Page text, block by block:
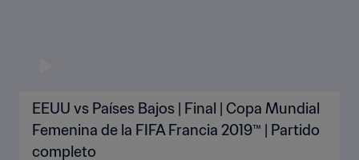
EEUU vs Países Bajos | Final | Copa Mundial
Femenina de la FIFA Francia 2019™ | Partido
completo